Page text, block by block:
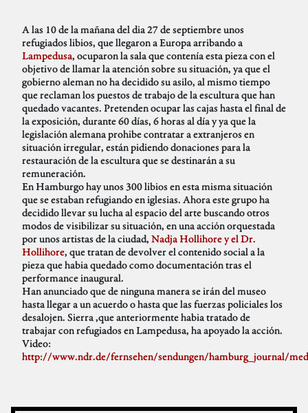
A las 10 de la mañana del dia 27 de septiembre unos
refugiados libios, que llegaron a Europa arribando a
Lampedusa, ocuparon la sala que contenía esta pieza con el
objetivo de llamar la atención sobre su situación, ya que el
gobierno aleman no ha decidido su asilo, al mismo tiempo
que reclaman los puestos de trabajo de la escultura que han
quedado vacantes. Pretenden ocupar las cajas hasta el final de
la exposición, durante 60 días, 6 horas al día y ya que la
legislación alemana prohibe contratar a extranjeros en
situación irregular, están pidiendo donaciones para la
restauración de la escultura que se destinarán a su
remuneración.
En Hamburgo hay unos 300 libios en esta misma situación
que se estaban refugiando en iglesias. Ahora este grupo ha
decidido llevar su lucha al espacio del arte buscando otros
modos de visibilizar su situación, en una acción orquestada
por unos artistas de la ciudad, Nadja Hollihore y el Dr.
Hollihore, que tratan de devolver el contenido social a la
pieza que habia quedado como documentación tras el
performance inaugural.
Han anunciado que de ninguna manera se irán del museo
hasta llegar a un acuerdo o hasta que las fuerzas policiales los
desalojen. Sierra ,que anteriormente habia tratado de
trabajar con refugiados en Lampedusa, ha apoyado la acción.
Video:
http://www.ndr.de/fernsehen/sendungen/hamburg_journal/